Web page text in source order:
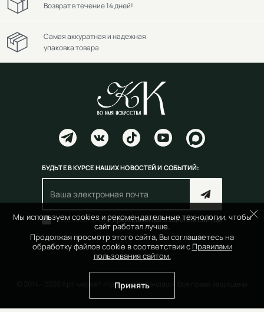
Мы используем cookies и рекомендательные технологии, чтобы
сайт работал лучше.
Продолжая просмотр этого сайта, Вы соглашаетесь на
обработку файлов cookie в соответствии с Правилами
пользования сайтом.
Принять
Возврат в течение 14 дней!
Самая аккуратная и надежная
упаковка товара
БУДЬТЕ В КУРСЕ НАШИХ НОВОСТЕЙ И СОБЫТИЙ:
Согласен(на) справилами пользования сайтом
© 2014 - 2026 Арт-маркет «Красный Карандаш». Все права защищены